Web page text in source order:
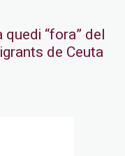
“fora” del
de Ceuta